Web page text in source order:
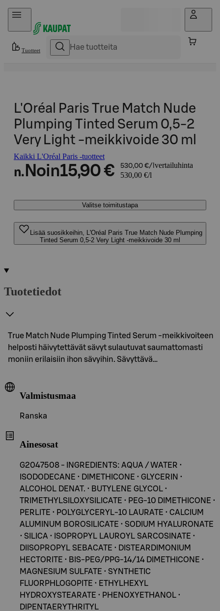
Hyppää sisältöön
Tuotteet
L'Oréal Paris True Match Nude
Plumping Tinted Serum 0,5-2
Very Light -meikkivoide 30 ml
Kaikki L'Oréal Paris -tuotteet
n. Noin15,90 € 530,00 €/l vertailuhinta
530,00 €/l
Valitse toimitustapa
Lisää suosikkeihin, L'Oréal Paris True Match Nude Plumping
Tinted Serum 0,5-2 Very Light -meikkivoide 30 ml
Tuotetiedot
True Match Nude Plumping Tinted Serum -meikkivoiteen
helposti häivytettävät sävyt sulautuvat saumattomasti
moniin erilaisiin ihon sävyihin. Sävyttävä…
Valmistusmaa
Ranska
Ainesosat
G2047508 - INGREDIENTS: AQUA / WATER •
ISODODECANE • DIMETHICONE • GLYCERIN •
ALCOHOL DENAT. • BUTYLENE GLYCOL •
TRIMETHYLSILOXYSILICATE • PEG-10 DIMETHICONE •
PERLITE • POLYGLYCERYL-10 LAURATE • CALCIUM
ALUMINUM BOROSILICATE • SODIUM HYALURONATE
• SILICA • ISOPROPYL LAUROYL SARCOSINATE •
DIISOPROPYL SEBACATE • DISTEARDIMONIUM
HECTORITE • BIS-PEG/PPG-14/14 DIMETHICONE •
MAGNESIUM SULFATE • SYNTHETIC
FLUORPHLOGOPITE • ETHYLHEXYL
HYDROXYSTEARATE • PHENOXYETHANOL •
DIPENTAERYTHRITYL